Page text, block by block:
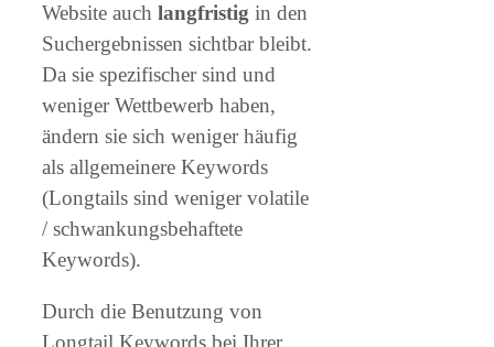
Website auch langfristig in den
Suchergebnissen sichtbar bleibt.
Da sie spezifischer sind und
weniger Wettbewerb haben,
ändern sie sich weniger häufig
als allgemeinere Keywords
(Longtails sind weniger volatile
/ schwankungsbehaftete
Keywords).
Durch die Benutzung von
Longtail Keywords bei Ihrer